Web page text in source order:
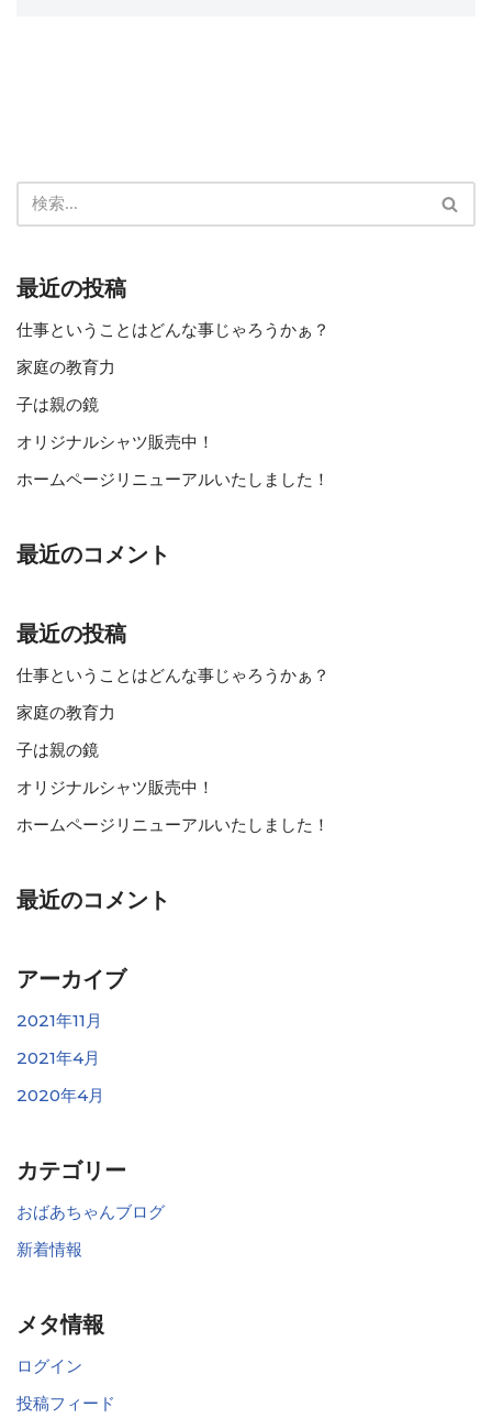
最近の投稿
仕事ということはどんな事じゃろうかぁ？
家庭の教育力
子は親の鏡
オリジナルシャツ販売中！
ホームページリニューアルいたしました！
最近のコメント
最近の投稿
仕事ということはどんな事じゃろうかぁ？
家庭の教育力
子は親の鏡
オリジナルシャツ販売中！
ホームページリニューアルいたしました！
最近のコメント
アーカイブ
2021年11月
2021年4月
2020年4月
カテゴリー
おばあちゃんブログ
新着情報
メタ情報
ログイン
投稿フィード